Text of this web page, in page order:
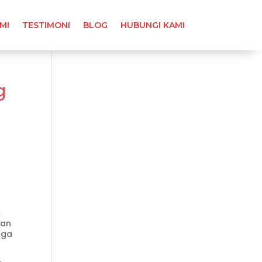
TESTIMONI BLOG HUBUNGI KAMI